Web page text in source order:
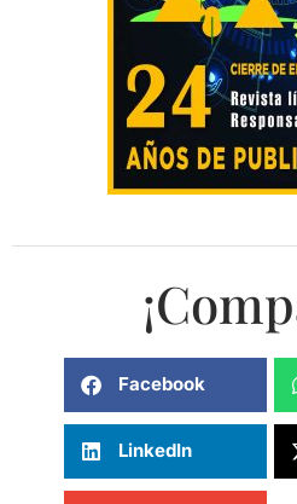
Facebook
LinkedIn